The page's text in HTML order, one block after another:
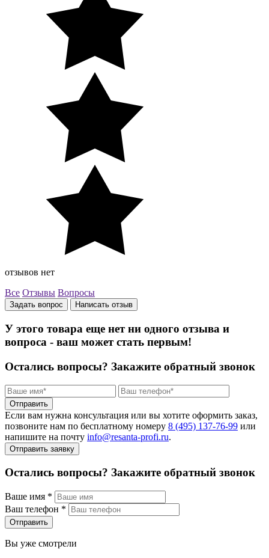
отзывов нет
Все Отзывы Вопросы
Задать вопрос Написать отзыв
У этого товара еще нет ни одного отзыва и
вопроса - ваш может стать первым!
Остались вопросы? Закажите обратный звонок
Отправить
Если вам нужна консультация или вы хотите оформить заказ,
позвоните нам по бесплатному номеру 8 (495) 137‑76‑99 или
напишите на почту info@resanta‑profi.ru.
Отправить заявку
Остались вопросы? Закажите обратный звонок
Ваше имя *
Ваш телефон *
Отправить
Вы уже смотрели